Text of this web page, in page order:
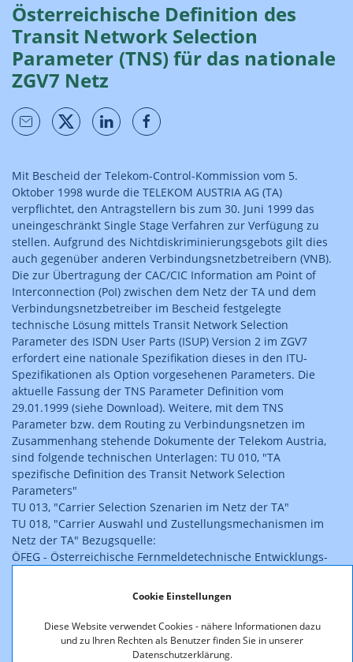
Cookie Einstellungen
Diese Website verwendet Cookies - nähere Informationen dazu
und zu Ihren Rechten als Benutzer finden Sie in unserer
Datenschutzerklärung.
Österreichische Definition des
Transit Network Selection
Parameter (TNS) für das nationale
ZGV7 Netz
Mit Bescheid der Telekom-Control-Kommission vom 5.
Oktober 1998 wurde die TELEKOM AUSTRIA AG (TA)
verpflichtet, den Antragstellern bis zum 30. Juni 1999 das
uneingeschränkt Single Stage Verfahren zur Verfügung zu
stellen. Aufgrund des Nichtdiskriminierungsgebots gilt dies
auch gegenüber anderen Verbindungsnetzbetreibern (VNB).
Die zur Übertragung der CAC/CIC Information am Point of
Interconnection (PoI) zwischen dem Netz der TA und dem
Verbindungsnetzbetreiber im Bescheid festgelegte
technische Lösung mittels Transit Network Selection
Parameter des ISDN User Parts (ISUP) Version 2 im ZGV7
erfordert eine nationale Spezifikation dieses in den ITU-
Spezifikationen als Option vorgesehenen Parameters. Die
aktuelle Fassung der TNS Parameter Definition vom
29.01.1999 (siehe Download). Weitere, mit dem TNS
Parameter bzw. dem Routing zu Verbindungsnetzen im
Zusammenhang stehende Dokumente der Telekom Austria,
sind folgende technischen Unterlagen: TU 010, "TA
spezifische Definition des Transit Network Selection
Parameters"
TU 013, "Carrier Selection Szenarien im Netz der TA"
TU 018, "Carrier Auswahl und Zustellungsmechanismen im
Netz der TA" Bezugsquelle:
ÖFEG - Österreichische Fernmeldetechnische Entwicklungs-
Fernmeldezentralgebäude Arsenal, Objekt 24
Tel: +43/(0)1/79780-0
Fax: +43/(0)1/79780-13